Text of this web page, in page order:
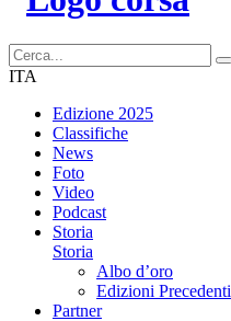
ITA
Edizione 2025
Classifiche
News
Foto
Video
Podcast
Storia
Storia
Albo d’oro
Edizioni Precedenti
Partner